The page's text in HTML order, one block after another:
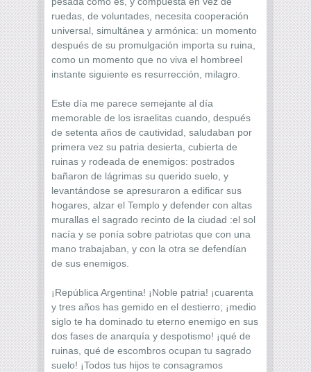
ruedas, de voluntades, necesita cooperación
universal, simultánea y armónica: un momento
después de su promulgación importa su ruina,
como un momento que no viva el hombreel
instante siguiente es resurrección, milagro.
Este día me parece semejante al día
memorable de los israelitas cuando, después
de setenta años de cautividad, saludaban por
primera vez su patria desierta, cubierta de
ruinas y rodeada de enemigos: postrados
bañaron de lágrimas su querido suelo, y
levantándose se apresuraron a edificar sus
hogares, alzar el Templo y defender con altas
murallas el sagrado recinto de la ciudad :el sol
nacía y se ponía sobre patriotas que con una
mano trabajaban, y con la otra se defendían
de sus enemigos.
¡República Argentina! ¡Noble patria! ¡cuarenta
y tres años has gemido en el destierro; ¡medio
siglo te ha dominado tu eterno enemigo en sus
dos fases de anarquía y despotismo! ¡qué de
ruinas, qué de escombros ocupan tu sagrado
suelo! ¡Todos tus hijos te consagramos